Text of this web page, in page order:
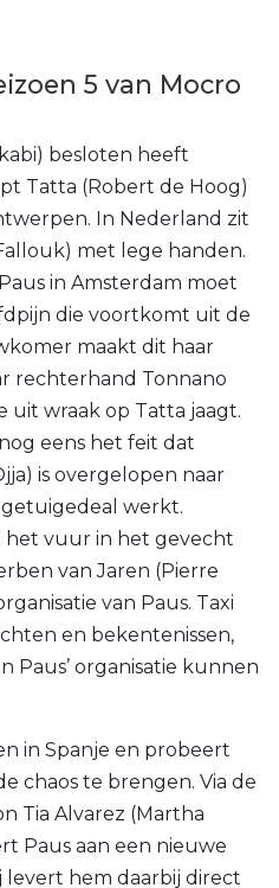
5 van Mocro
besloten heeft
Tatta (Robert de Hoog)
In Nederland zit
met lege handen.
in Amsterdam moet
die voortkomt uit de
maakt dit haar
rechterhand Tonnano
uit wraak op Tatta jaagt.
eens het feit dat
is overgelopen naar
werkt.
het vuur in het gevecht
van Jaren (Pierre
van Paus. Taxi
en bekentenissen,
Paus’ organisatie kunnen
in Spanje en probeert
chaos te brengen. Via de
Tia Alvarez (Martha
Paus aan een nieuwe
levert hem daarbij direct